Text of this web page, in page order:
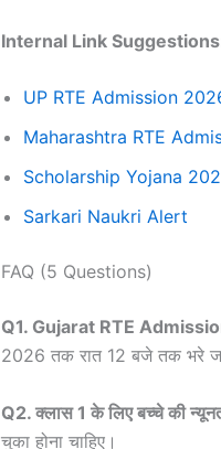
Internal Link
UP RTE Admission
Maharashtra RTE
Scholarship Yojana
Sarkari Naukri Alert
FAQ (5 Questions)
Q1. Gujarat RTE
2026 तक रात 12 बजे तक भरे
Q2. क्लास 1 के लिए बच्चे की
चुका होना चाहिए।